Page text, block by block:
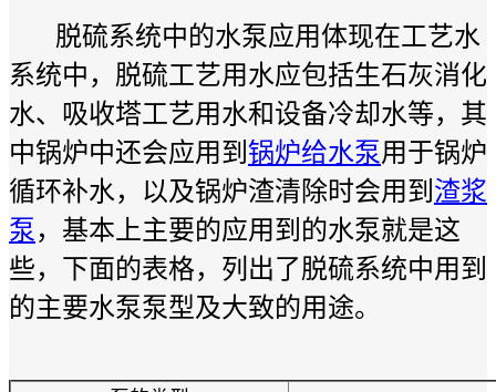
脱硫系统中的水泵应用体现在工艺水
系统中，脱硫工艺用水应包括生石灰消化
水、吸收塔工艺用水和设备冷却水等，其
中锅炉中还会应用到 锅炉给水泵用于锅炉
循环补水，以及锅炉渣清除时会用到 渣浆
泵 ，基本上主要的应用到的水泵就是这
些，下面的表格，列出了脱硫系统中用到
的主要水泵泵型及大致的用途。